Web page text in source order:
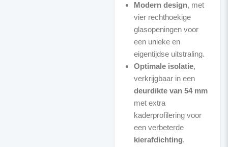
Modern design, met
vier rechthoekige
glasopeningen voor
een unieke en
eigentijdse uitstraling.
Optimale isolatie,
verkrijgbaar in een
deurdikte van 54 mm
met extra
kaderprofilering voor
een verbeterde
kierafdichting.